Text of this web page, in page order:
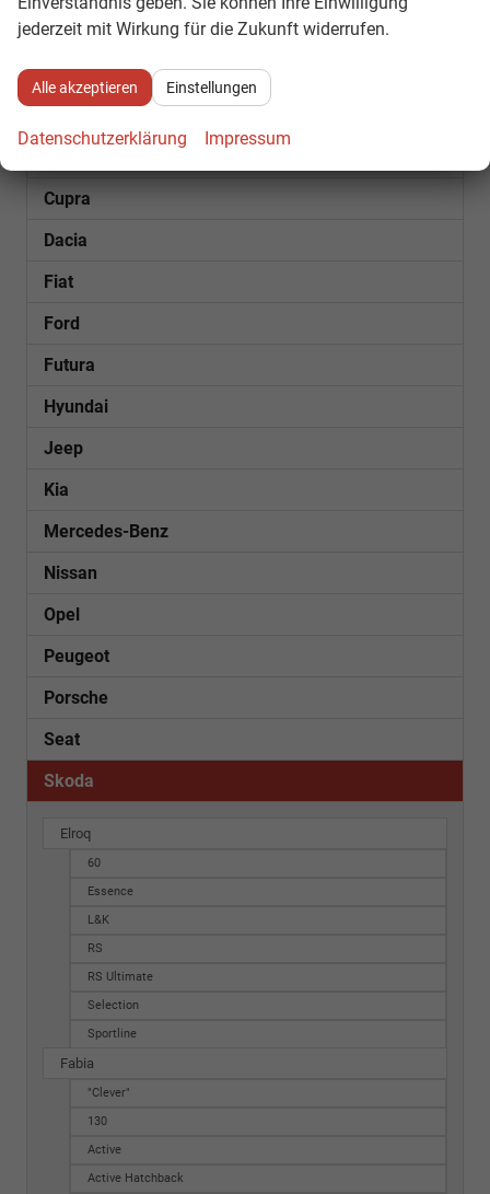
SOFORT VERFÜGBAR
Audi
Cupra
Dacia
Fiat
Ford
Futura
Hyundai
Jeep
Kia
Mercedes-Benz
Nissan
Opel
Peugeot
Porsche
Seat
Skoda
Elroq
60
Essence
L&K
RS
RS Ultimate
Selection
Sportline
Fabia
"Clever"
130
Active
Active Hatchback
jederzeit mit Wirkung für die Zukunft widerrufen.
Alle akzeptieren Einstellungen
Datenschutzerklärung Impressum